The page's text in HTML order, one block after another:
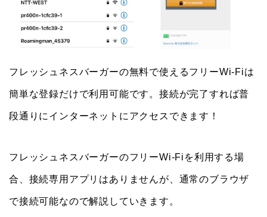
フレッシュネスバーガーの無料で使えるフリーWi-Fiは
簡単な登録だけで利用可能です。接続が完了すれば普
段通りにインターネットにアクセスできます！
フレッシュネスバーガーのフリーWi-Fiを利用する場
合、接続専用アプリはありませんが、通常のブラウザ
で接続可能なので解説していきます。